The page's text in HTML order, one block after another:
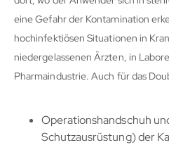
eine Gefahr der Kontamination
hochinfektiösen Situationen in
niedergelassenen Ärzten, in
Pharmaindustrie. Auch für das
Operationshandschuh
Schutzausrüstung) der